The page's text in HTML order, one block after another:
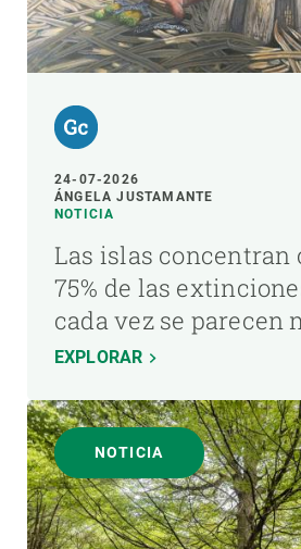
24-07-2026
ÁNGELA JUSTAMANTE
NOTICIA
Las islas concentran
75% de las
cada vez se parecen
EXPLORAR
NOTICIA